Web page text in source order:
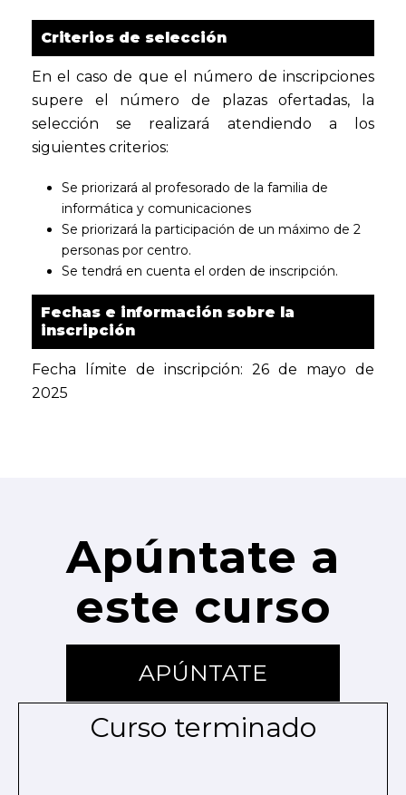
Criterios de selección
En el caso de que el número de inscripciones
supere el número de plazas ofertadas, la
selección se realizará atendiendo a los
siguientes criterios:
Se priorizará al profesorado de la familia de
informática y comunicaciones
Se priorizará la participación de un máximo de 2
personas por centro.
Se tendrá en cuenta el orden de inscripción.
Fechas e información sobre la
inscripción
Fecha límite de inscripción: 26 de mayo de
2025
Apúntate a
este curso
APÚNTATE
Curso terminado